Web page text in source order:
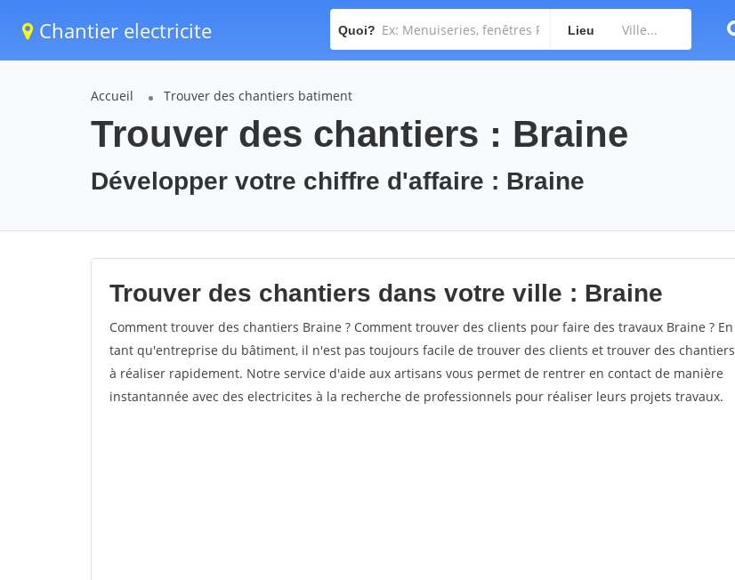
Chantier electricite Quoi? Lieu
Accueil Trouver des chantiers batiment
Trouver des chantiers : Braine
Développer votre chiffre d'affaire : Braine
Trouver des chantiers dans votre ville : Braine
Comment trouver des chantiers Braine ? Comment trouver des clients pour faire des travaux Braine ? En
tant qu'entreprise du bâtiment, il n'est pas toujours facile de trouver des clients et trouver des chantiers
à réaliser rapidement. Notre service d'aide aux artisans vous permet de rentrer en contact de manière
instantannée avec des electricites à la recherche de professionnels pour réaliser leurs projets travaux.